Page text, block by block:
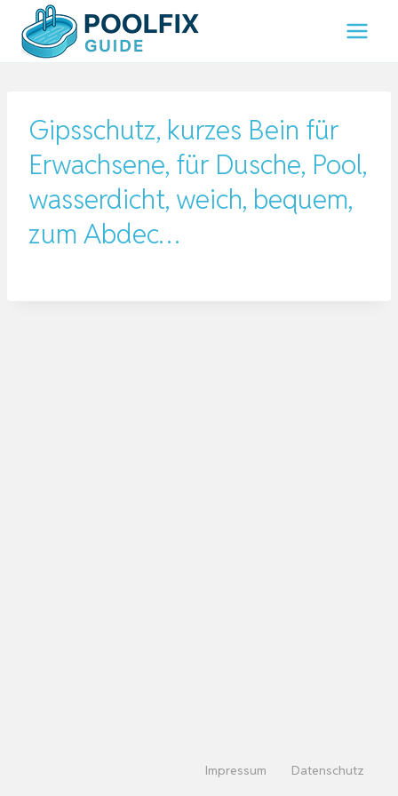
Inhalt
springen
Gipsschutz, kurzes Bein für
Erwachsene, für Dusche, Pool,
wasserdicht, weich, bequem,
zum Abdec…
Impressum Datenschutz